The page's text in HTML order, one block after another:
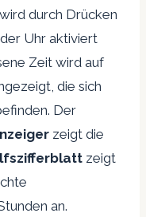
durch Drücken
Uhr aktiviert
Zeit wird auf
die sich
Der
zeigt die
zeigt
an.